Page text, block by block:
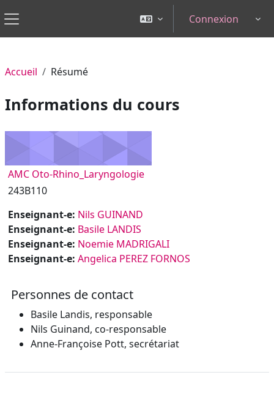
Panneau latéral
Connexion
Accueil Résumé
Informations du cours
AMC Oto-Rhino_Laryngologie
243B110
Enseignant-e: Nils GUINAND
Enseignant-e: Basile LANDIS
Enseignant-e: Noemie MADRIGALI
Enseignant-e: Angelica PEREZ FORNOS
Personnes de contact
Basile Landis, responsable
Nils Guinand, co-responsable
Anne-Françoise Pott, secrétariat